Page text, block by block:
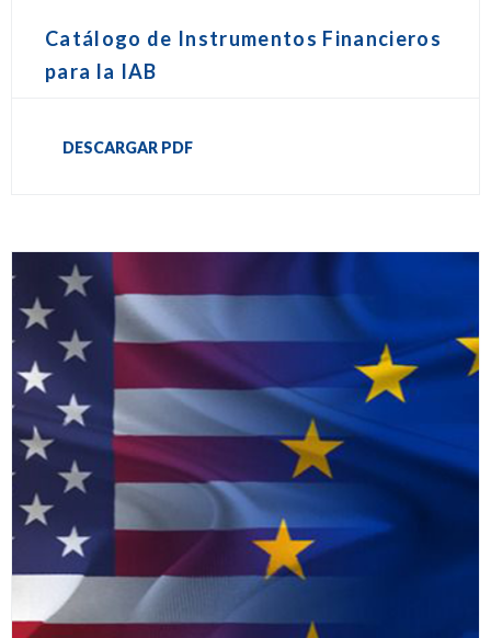
Catálogo de Instrumentos Financieros
para la IAB
DESCARGAR PDF